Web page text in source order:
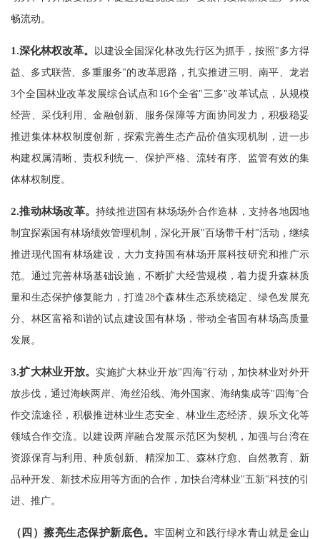
畅流动。
1.深化林权改革。
以建设全国深化林改先行区为抓手，按照"多方得
益、多式联营、多重服务"的改革思路，扎实推进三明、南平、龙岩
3个全国林业改革发展综合试点和16个全省"三多"改革试点，从规模
经营、采伐利用、金融创新、服务保障等方面协同发力，积极稳妥
推进集体林权制度创新，探索完善生态产品价值实现机制，进一步
构建权属清晰、责权利统一、保护严格、流转有序、监管有效的集
体林权制度。
2.推动林场改革。 持续推进国有林场场外合作造林，支持各地因地
制宜探索国有林场绩效管理机制，深化开展"百场带千村"活动，继续
推进现代国有林场建设，大力支持国有林场开展科技研究和推广示
范。通过完善林场基础设施，不断扩大经营规模，着力提升森林质
量和生态保护修复能力，打造28个森林生态系统稳定、绿色发展充
分、林区富裕和谐的试点建设国有林场，带动全省国有林场高质量
发展。
3.扩大林业开放。
实施扩大林业开放"四海"行动，加快林业对外开
放步伐，通过海峡两岸、海丝沿线、海外国家、海纳集成等"四海"合
作交流途径，积极推进林业生态安全、林业生态经济、娱乐文化等
领域合作交流。以建设两岸融合发展示范区为契机，加强与台湾在
资源保育与利用、种质创新、精深加工、森林疗愈、自然教育、新
品种开发、新技术应用等方面的合作，加快台湾林业"五新"科技的引
进、推广。
（四）擦亮生态保护新底色。牢固树立和践行绿水青山就是金山